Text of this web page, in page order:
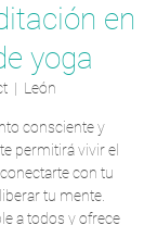
en
yoga
  |
León
consciente y
permitirá vivir el
con tu
tu mente.
a todos y ofrece